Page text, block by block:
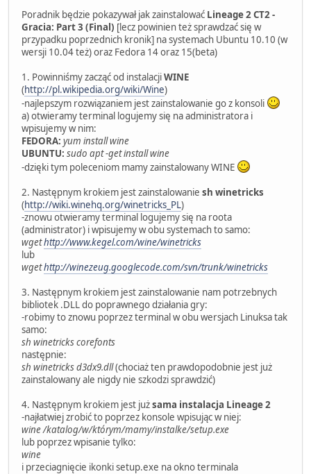
Poradnik będzie pokazywał jak zainstalować Lineage 2 CT2 -
Gracia: Part 3 (Final) [lecz powinien też sprawdzać się w
przypadku poprzednich kronik] na systemach Ubuntu 10.10 (w
wersji 10.04 też) oraz Fedora 14 oraz 15(beta)
1. Powinniśmy zacząć od instalacjiWINE
(http://pl.wikipedia.org/wiki/Wine)
-najlepszym rozwiązaniem jest zainstalowanie go z konsoli
a) otwieramy terminal logujemy się na administratora i
wpisujemy w nim:
FEDORA: yum install wine
UBUNTU: sudo apt -get install wine
-dzięki tym poleceniom mamy zainstalowany WINE
2. Następnym krokiem jest zainstalowanie sh winetricks
(http://wiki.winehq.org/winetricks_PL)
-znowu otwieramy terminal logujemy się na roota
(administrator) i wpisujemy w obu systemach to samo:
wgethttp://www.kegel.com/wine/winetricks
lub
wgethttp://winezeug.googlecode.com/svn/trunk/winetricks
3. Następnym krokiem jest zainstalowanie nam potrzebnych
bibliotek .DLL do poprawnego działania gry:
-robimy to znowu poprzez terminal w obu wersjach Linuksa tak
samo:
sh winetricks corefonts
następnie:
sh winetricks d3dx9.dll(chociaż ten prawdopodobnie jest już
zainstalowany ale nigdy nie szkodzi sprawdzić)
4. Następnym krokiem jest jużsama instalacja Lineage 2
-najłatwiej zrobić to poprzez konsole wpisując w niej:
wine /katalog/w/którym/mamy/instalke/setup.exe
lub poprzez wpisanie tylko:
wine
i przeciagnięcie ikonki setup.exe na okno terminala